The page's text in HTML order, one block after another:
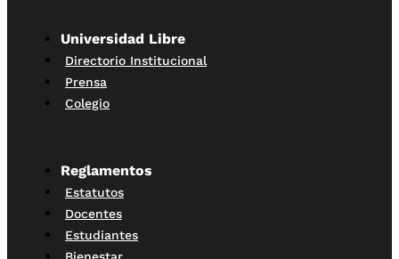
Universidad Libre
Directorio Institucional
Prensa
Colegio
Reglamentos
Estatutos
Docentes
Estudiantes